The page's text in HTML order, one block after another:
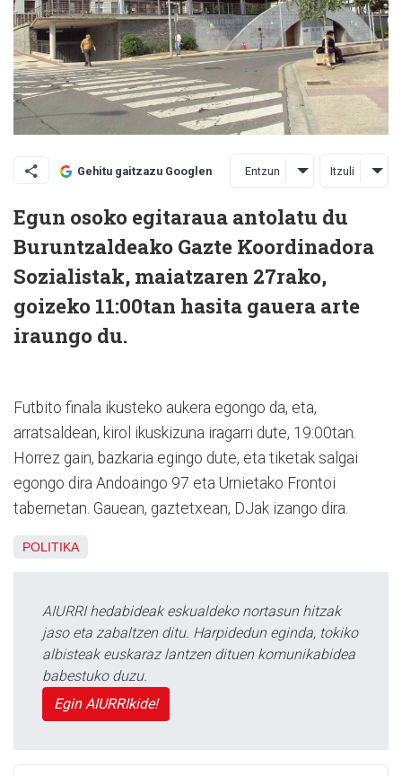
Gehitu gaitzazu Googlen Entzun Itzuli
Egun osoko egitaraua antolatu du
Buruntzaldeako Gazte Koordinadora
Sozialistak, maiatzaren 27rako,
goizeko 11:00tan hasita gauera arte
iraungo du.
Futbito finala ikusteko aukera egongo da, eta,
arratsaldean, kirol ikuskizuna iragarri dute, 19:00tan.
Horrez gain, bazkaria egingo dute, eta tiketak salgai
egongo dira Andoaingo 97 eta Urnietako Frontoi
tabernetan. Gauean, gaztetxean, DJak izango dira.
POLITIKA
AIURRI hedabideak eskualdeko nortasun hitzak
jaso eta zabaltzen ditu. Harpidedun eginda, tokiko
albisteak euskaraz lantzen dituen komunikabidea
babestuko duzu.
Egin AIURRIkide!